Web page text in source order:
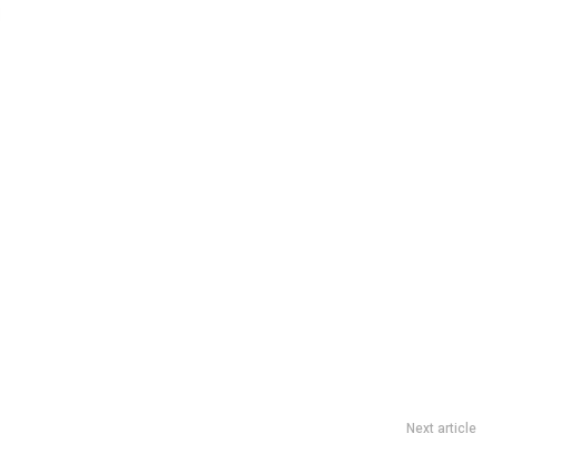
Next article